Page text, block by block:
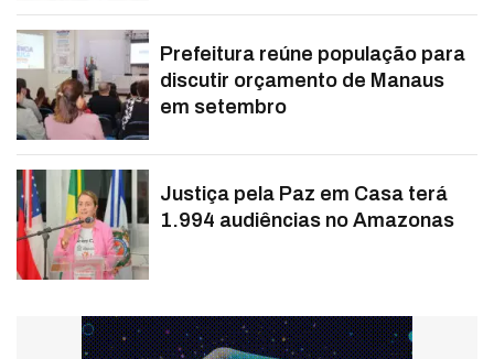
Prefeitura reúne população para
discutir orçamento de Manaus
em setembro
Justiça pela Paz em Casa terá
1.994 audiências no Amazonas